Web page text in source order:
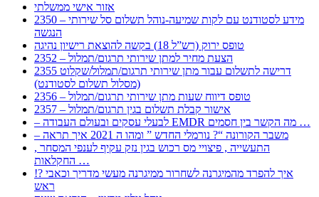
אזור אישי ממשלתי
2350 – מידע לסטודנט עם לקות שמיעה-נוהל תשלום סל שירותי
הנגשה
טופס ירוק (רש”ל 18) בקשה להוצאת רישיון נהיגה
2352 – הצעת מחיר למתן שירותי תרגום/תמלול
2355 דרישה לתשלום עבור מתן שירותי תרגום/תמלול/שקלוט
(מסלול תשלום לסטודנט)
2356 – טופס דיווח שעות מתן שירותי תרגום/תמלול
2357 – אישור קבלת תשלום בגין תרגום/תמלול
– לבעלי עסקים ובעולם העבודה EMDR מה הקשר בין חסמים …
– משבר הקורונה “? נורמלי החדש ” ומהו ה 2021 איך תראה
, התעשייה , פיצויי מס רכוש בגין נזק עקיף לענפי המסחר
החקלאות …
!? איך להפרד מהמיגרנה לשחרור ממיגרנה מעשי מדריך וכאבי
ראש